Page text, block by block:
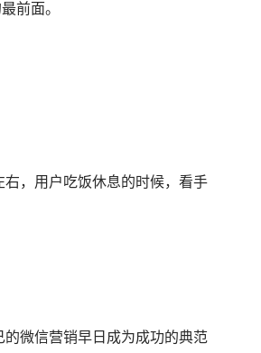
前面。
，用户吃饭休息的时候，看手
微信营销早日成为成功的典范